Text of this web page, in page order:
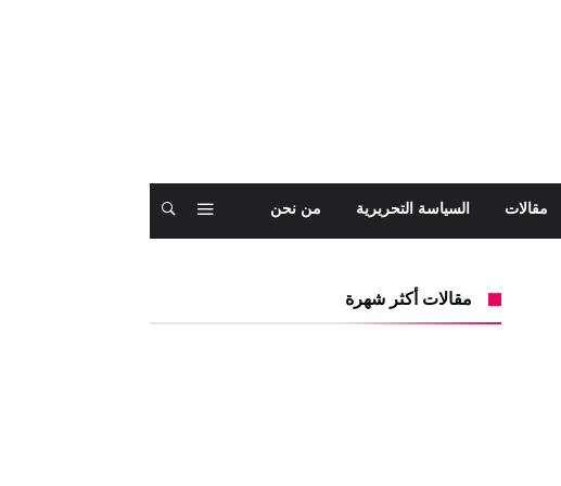
مقالات السياسة التحريرية من نحن
مقالات أكثر شهرة